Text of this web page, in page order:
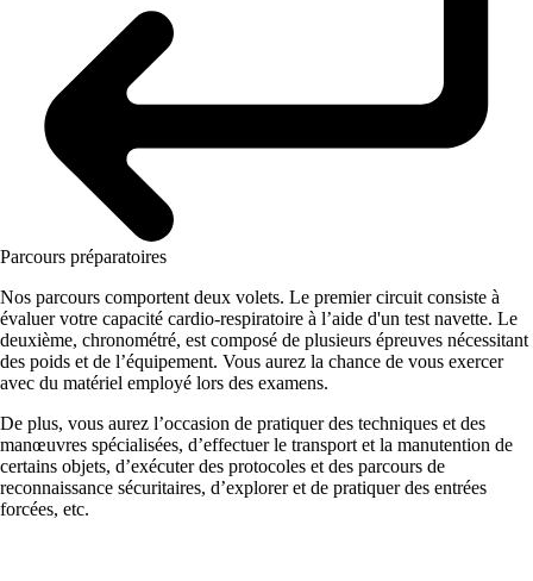
Parcours préparatoires
Nos parcours comportent deux volets. Le premier circuit consiste à
évaluer votre capacité cardio-respiratoire à l’aide d'un test navette. Le
deuxième, chronométré, est composé de plusieurs épreuves nécessitant
des poids et de l’équipement. Vous aurez la chance de vous exercer
avec du matériel employé lors des examens.
De plus, vous aurez l’occasion de pratiquer des techniques et des
manœuvres spécialisées, d’effectuer le transport et la manutention de
certains objets, d’exécuter des protocoles et des parcours de
reconnaissance sécuritaires, d’explorer et de pratiquer des entrées
forcées, etc.